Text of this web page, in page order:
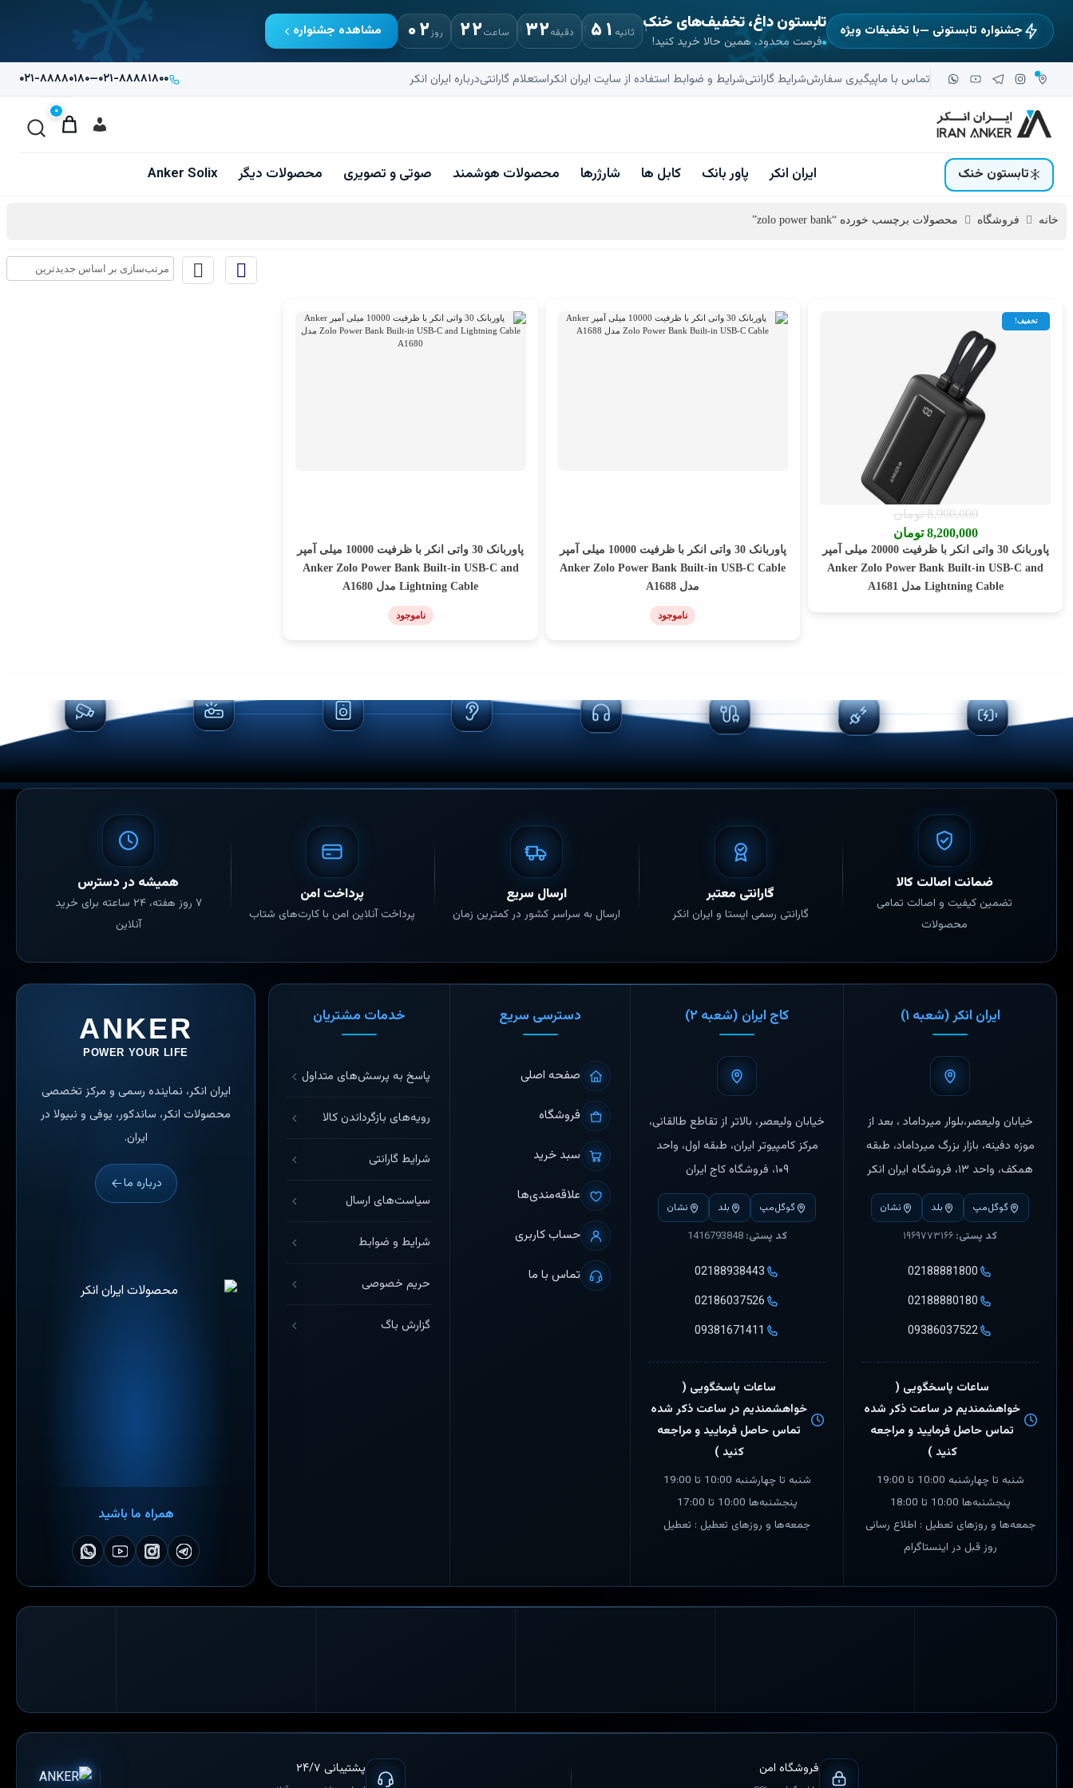
جشنواره تابستونی —با تخفیفات ویژه تابستون داغ، تخفیف‌های خنک
فرصت محدود، همین حالا خرید کنید! ۰۲روز ۲۲ساعت ۳۲دقیقه ۵۰ ثانیه مشاهده جشنواره
تماس با ماپیگیری سفارششرایط گارانتیشرایط و ضوابط استفاده از سایت ایران انکراستعلام گارانتیدرباره ایران انکر ۰۲۱-۸۸۸۸۱۸۰۰—۰۲۱-۸۸۸۸۰۱۸۰
۰
تابستون خنک ایران انکر پاور بانک کابل ها شارژرها محصولات هوشمند صوتی و تصویری محصولات دیگر Anker Solix
خانه فروشگاه محصولات برچسب خورده “zolo power bank”
تخفیف!
پاوربانک 30 واتی انکر با ظرفیت 20000 میلی آمپر
Anker Zolo Power Bank Built-in USB-C and
Lightning Cable مدل A1681
8,900,000 تومان
8,200,000 تومان
شوند
پاوربانک 30 واتی انکر با ظرفیت 10000 میلی آمپر
Anker Zolo Power Bank Built-in USB-C Cable
مدل A1688
ناموجود
پاوربانک 30 واتی انکر با ظرفیت 10000 میلی آمپر
Anker Zolo Power Bank Built-in USB-C and
Lightning Cable مدل A1680
ناموجود
ضمانت اصالت کالا
تضمین کیفیت و اصالت تمامی
محصولات
گارانتی معتبر
گارانتی رسمی ایستا و ایران انکر
ارسال سریع
ارسال به سراسر کشور در کمترین زمان
پرداخت امن
پرداخت آنلاین امن با کارت‌های شتاب
همیشه در دسترس
۷ روز هفته، ۲۴ ساعته برای خرید
آنلاین
ایران انکر (شعبه ۱)
خیابان ولیعصر،بلوار میرداماد ، بعد از
موزه دفینه، بازار بزرگ میرداماد، طبقه
همکف، واحد ۱۳، فروشگاه ایران انکر
گوگل‌مپ بلد نشان
کد پستی:
02188881800
02188880180
09386037522
ساعات پاسخگویی (
خواهشمندیم در ساعت ذکر شده
تماس حاصل فرمایید و مراجعه
کنید )
شنبه تا چهارشنبه 10:00 تا 19:00
پنجشنبه‌ها 10:00 تا 18:00
جمعه‌ها و روزهای تعطیل : اطلاع رسانی
روز قبل در اینستاگرام
کاج ایران (شعبه ۲)
خیابان ولیعصر، بالاتر از تقاطع طالقانی،
مرکز کامپیوتر ایران، طبقه اول، واحد
۱۰۹، فروشگاه کاج ایران
گوگل‌مپ بلد نشان
کد پستی: 1416793848
02188938443
02186037526
09381671411
ساعات پاسخگویی (
خواهشمندیم در ساعت ذکر شده
تماس حاصل فرمایید و مراجعه
کنید )
شنبه تا چهارشنبه 10:00 تا 19:00
پنجشنبه‌ها 10:00 تا 17:00
جمعه‌ها و روزهای تعطیل : تعطیل
دسترسی سریع
صفحه اصلی
فروشگاه
سبد خرید
علاقه‌مندی‌ها
حساب کاربری
تماس با ما
خدمات مشتریان
پاسخ به پرسش‌های متداول
رویه‌های بازگرداندن کالا
شرایط گارانتی
سیاست‌های ارسال
شرایط و ضوابط
حریم خصوصی
گزارش باگ
ANKER
POWER YOUR LIFE
ایران انکر، نماینده رسمی و مرکز تخصصی
محصولات انکر، ساندکور، یوفی و نبیولا در
ایران.
درباره ما
همراه ما باشید
فروشگاه امن پشتیبانی ۲۴/۷